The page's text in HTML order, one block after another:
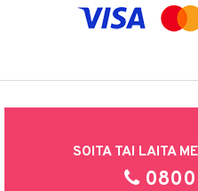
SOITA TAI LAITA
0800